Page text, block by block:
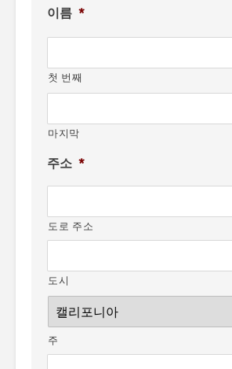
이름 *
첫 번째
마지막
주소 *
도로 주소
도시
주